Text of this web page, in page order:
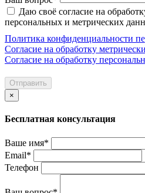
Даю своё согласие на
персональных и метрических
Политика конфиденциальности
Согласие на обработку
Согласие на обработку
Отправить
×
Бесплатная консультация
Ваше имя*
Email*
Телефон